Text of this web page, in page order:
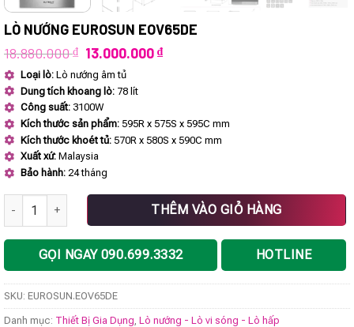
LÒ NƯỚNG EUROSUN EOV65DE
18.880.000₫ Giá
gốc
là:
18.880.000 ₫.
13.000.000₫Giá
Loại lò: Lò nướng âm tủ
Dung tích khoang lò: 78 lít
Công suất: 3100W
Kích thước sản phẩm: 595R x 575S x 595C mm
Kích thước khoét tủ: 570R x 580S x 590C mm
Xuất xứ: Malaysia
Bảo hành: 24 tháng
Lò nướng EUROSUN EOV65DE số lượngTHÊM VÀO GIỎ HÀNG
GỌI NGAY 090.699.3332 HOTLINE
SKU: EUROSUN.EOV65DE
Danh mục: Thiết Bị Gia Dụng Lò nướng - Lò vi sóng - Lò hấp